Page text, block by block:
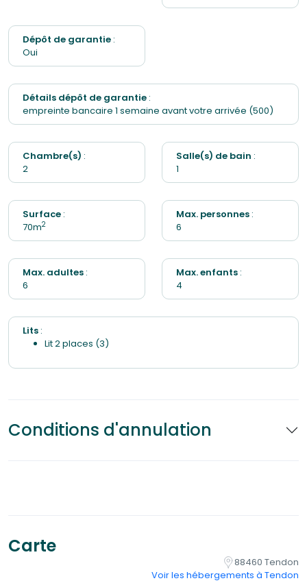
Dépôt de garantie :
Oui
Détails dépôt de garantie :
empreinte bancaire 1 semaine avant votre arrivée (500)
Chambre(s) :
2
Salle(s) de bain :
1
Surface :
70m2
Max. personnes :
6
Max. adultes :
6
Max. enfants :
4
Lits :
Lit 2 places (3)
Conditions d'annulation
Carte
88460 Tendon
Voir les hébergements à Tendon